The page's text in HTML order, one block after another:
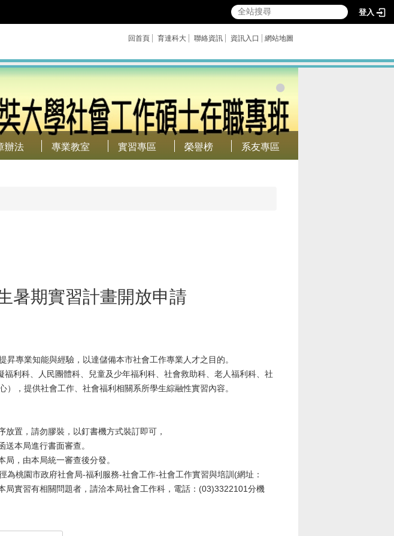
登入
回首頁 育達科大 聯絡資訊 資訊入口 網站地圖
辦法 專業教室 實習專區 榮譽榜 系友專區
暑期實習計畫開放申請
專業知能與經驗，以達儲備本市社會工作專業人才之目的。
利科、人民團體科、兒童及少年福利科、社會救助科、老人福利科、社
，提供社會工作、社會福利相關系所學生綜融性實習內容。
置，請勿膠裝，以釘書機方式裝訂即可，
本局進行書面審查。
，由本局統一審查後分發。
桃園市政府社會局-福利服務-社會工作-社會工作實習與培訓(網址：
實習有相關問題者，請洽本局社會工作科，電話：(03)3322101分機